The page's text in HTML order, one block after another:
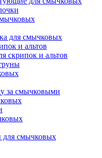
для смычковых
и альтов
скрипок и альтов
за смычковыми
смычковых